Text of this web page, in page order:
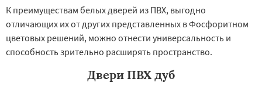
К преимуществам белых дверей из ПВХ, выгодно
отличающих их от других представленных в Фосфоритном
цветовых решений, можно отнести универсальность и
способность зрительно расширять пространство.
Двери ПВХ дуб